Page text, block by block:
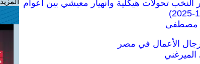
النخب تحولات هيكلية وانهيار معيشي بين أعوام
مصطفى
الأعمال في مصر
الميرغني